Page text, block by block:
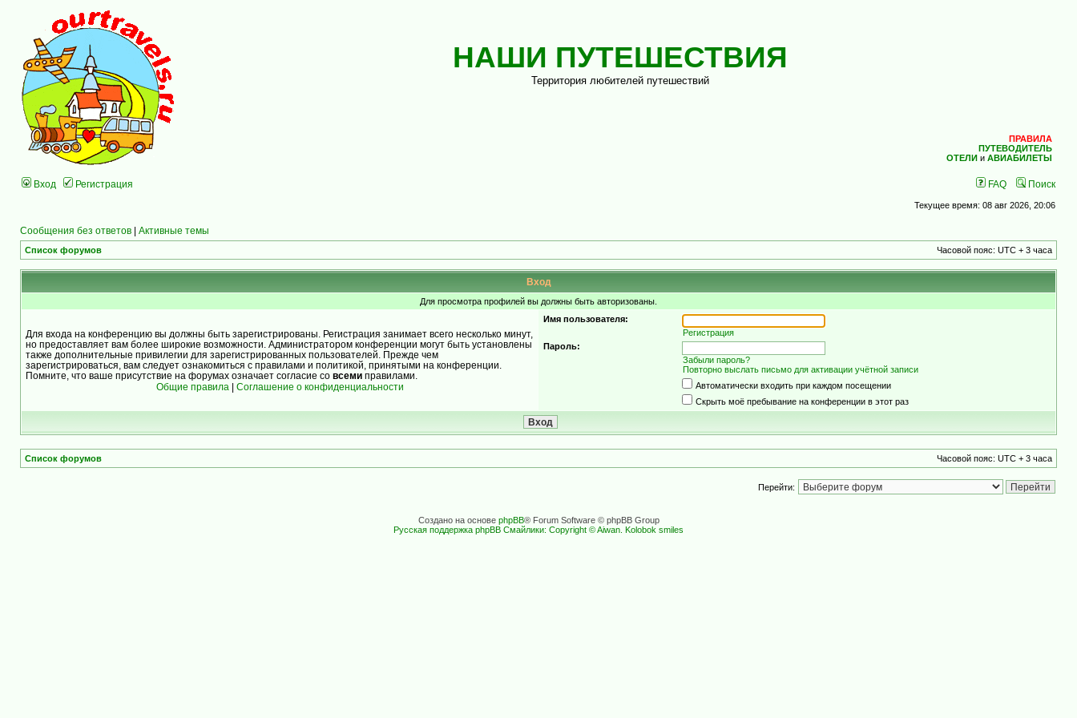
НАШИ ПУТЕШЕСТВИЯ
Территория любителей путешествий
ПРАВИЛА
ПУТЕВОДИТЕЛЬ
ОТЕЛИ и АВИАБИЛЕТЫ
Вход Регистрация FAQ Поиск
Текущее время: 08 авг 2026, 20:06
Сообщения без ответов | Активные темы
Список форумов Часовой пояс: UTC + 3 часа
Вход
Для просмотра профилей вы должны быть авторизованы.
Для входа на конференцию вы должны быть зарегистрированы. Регистрация занимает всего несколько минут,
но предоставляет вам более широкие возможности. Администратором конференции могут быть установлены
также дополнительные привилегии для зарегистрированных пользователей. Прежде чем
зарегистрироваться, вам следует ознакомиться с правилами и политикой, принятыми на конференции.
Помните, что ваше присутствие на форумах означает согласие со всеми правилами.
Общие правила | Соглашение о конфиденциальности
Имя пользователя:
Регистрация
Пароль:
Забыли пароль?
Повторно выслать письмо для активации учётной записи
Автоматически входить при каждом посещении
Скрыть моё пребывание на конференции в этот раз
Список форумов Часовой пояс: UTC + 3 часа
Перейти:
Создано на основе phpBB® Forum Software © phpBB Group
Русская поддержка phpBB Смайлики: Copyright © Aiwan. Kolobok smiles